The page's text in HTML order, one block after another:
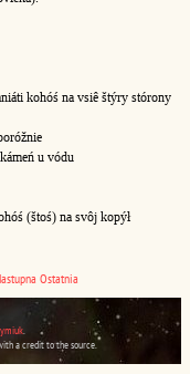
kohóś na vsiê štýry stórony
u vódu
(štoś) na svôj kopýł
Ostatnia
.
a credit to the source.